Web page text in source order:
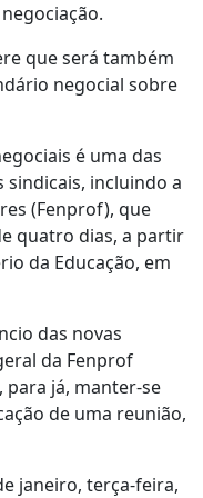
que será também
negocial sobre
é uma das
incluindo a
(Fenprof), que
quatro dias, a partir
da Educação, em
das novas
da Fenprof
para já, manter-se
de uma reunião,
janeiro, terça-feira,